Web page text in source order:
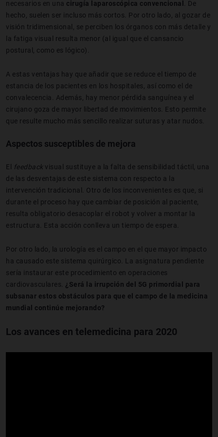
necesarios en una cirugía laparoscópica convencional . De
hecho, suelen ser incluso más cortos. Por otro lado, al gozar de
visión tridimensional, se perciben los órganos con más detalle y
la fatiga visual resulta menor (al igual que el cansancio
postural, como es lógico).
A estas ventajas hay que añadir que se reduce el tiempo de
estancia de los pacientes en los hospitales, así como el de
convalecencia. Además, hay menor pérdida sanguínea y el
cirujano goza de mayor libertad de movimientos. Esto permite
que resulte mucho más sencillo realizar suturas y atar nudos.
Aspectos susceptibles de mejora
El feedback visual sustituye a la falta de sensibilidad táctil, una
de las desventajas de este sistema con respecto a la
intervención tradicional. Otro de los inconvenientes es que, si
durante el proceso hay que cambiar de posición al paciente,
resulta obligatorio desacoplar el robot y volver a montar la
estructura. Esta acción conlleva un tiempo de espera.
Por otro lado, la urología es el campo en el que mayor impacto
ha causado este sistema quirúrgico. La asignatura pendiente
sería instaurar este procedimiento en operaciones
cardiovasculares. ¿Será la irrupción del 5G primordial para
subsanar estos obstáculos para que el campo de la medicina
mundial continúe mejorando?
Los avances en telemedicina para 2020